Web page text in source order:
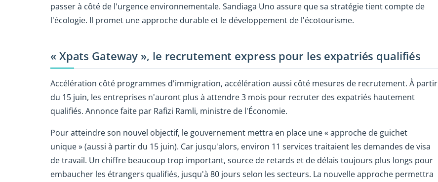
passer à côté de l'urgence environnementale. Sandiaga Uno assure que sa stratégie tient compte de
l'écologie. Il promet une approche durable et le développement de l'écotourisme.
« Xpats Gateway », le recrutement express pour les expatriés qualifiés
Accélération côté programmes d'immigration, accélération aussi côté mesures de recrutement. À partir
du 15 juin, les entreprises n'auront plus à attendre 3 mois pour recruter des expatriés hautement
qualifiés. Annonce faite par Rafizi Ramli, ministre de l'Économie.
Pour atteindre son nouvel objectif, le gouvernement mettra en place une « approche de guichet
unique » (aussi à partir du 15 juin). Car jusqu'alors, environ 11 services traitaient les demandes de visa
de travail. Un chiffre beaucoup trop important, source de retards et de délais toujours plus longs pour
embaucher les étrangers qualifiés, jusqu'à 80 jours selon les secteurs. La nouvelle approche permettra